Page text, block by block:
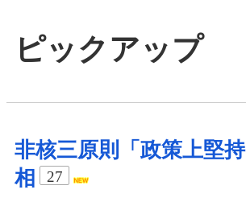
ピックアップ
非核三原則「政策上堅
相
27